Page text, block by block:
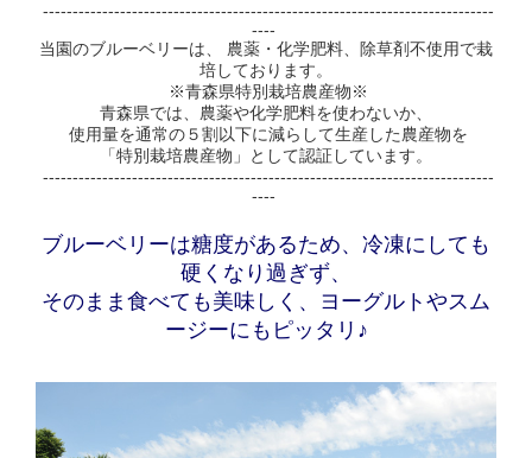
----------------------------------------------------------------------------
----
当園のブルーベリーは、 農薬・化学肥料、除草剤不使用で栽
培しております。
※青森県特別栽培農産物※
青森県では、農薬や化学肥料を使わないか、
使用量を通常の５割以下に減らして生産した農産物を
「特別栽培農産物」として認証しています。
----------------------------------------------------------------------------
----
ブルーベリーは糖度があるため、冷凍にしても
硬くなり過ぎず、
そのまま食べても美味しく、ヨーグルトやスム
ージーにもピッタリ♪